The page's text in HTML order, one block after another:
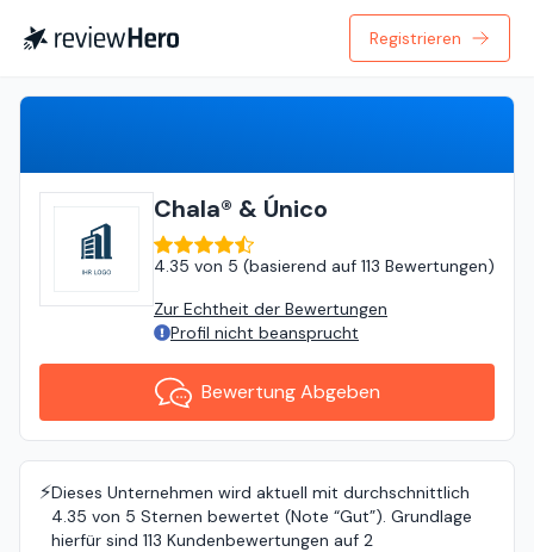
Registrieren
Chala® & Único
4.35 von 5 (basierend auf 113 Bewertungen)
Zur Echtheit der Bewertungen
Profil nicht beansprucht
Bewertung Abgeben
⚡️Dieses Unternehmen wird aktuell mit durchschnittlich
4.35 von 5 Sternen bewertet (Note “Gut”). Grundlage
hierfür sind 113 Kundenbewertungen auf 2